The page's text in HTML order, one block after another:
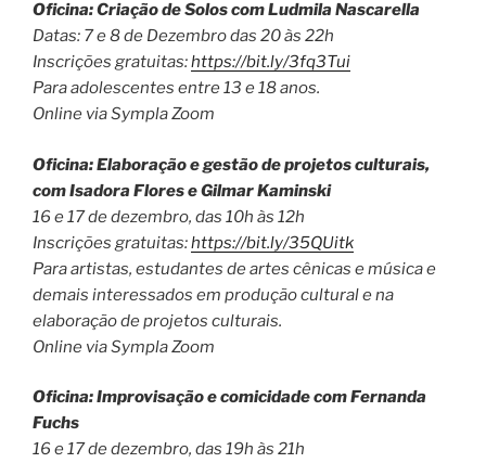
Oficina: Criação de Solos com Ludmila Nascarella
Datas: 7 e 8 de Dezembro das 20 às 22h
Inscrições gratuitas:https://bit.ly/3fq3Tui
Para adolescentes entre 13 e 18 anos.
Online via Sympla Zoom
Oficina: Elaboração e gestão de projetos culturais,
com Isadora Flores e Gilmar Kaminski
16 e 17 de dezembro, das 10h às 12h
Inscrições gratuitas:https://bit.ly/35QUitk
Para artistas, estudantes de artes cênicas e música e
demais interessados em produção cultural e na
elaboração de projetos culturais.
Online via Sympla Zoom
Oficina: Improvisação e comicidade com Fernanda
Fuchs
16 e 17 de dezembro, das 19h às 21h